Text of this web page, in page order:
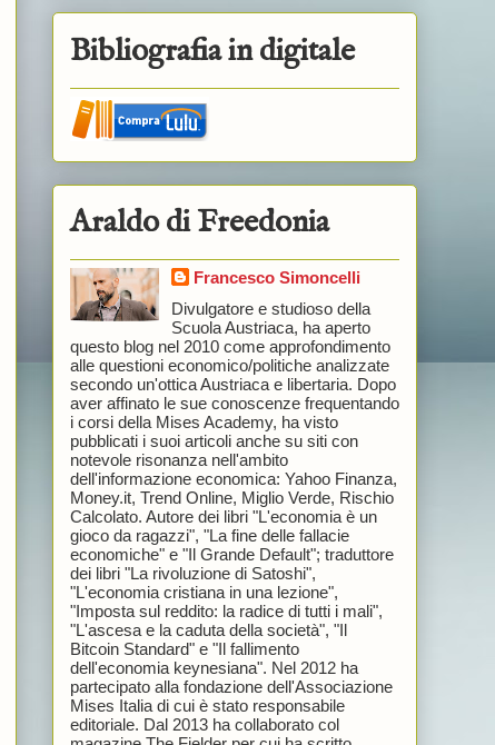
Bibliografia in digitale
Araldo di Freedonia
Francesco Simoncelli
Divulgatore e studioso della
Scuola Austriaca, ha aperto
questo blog nel 2010 come approfondimento
alle questioni economico/politiche analizzate
secondo un'ottica Austriaca e libertaria. Dopo
aver affinato le sue conoscenze frequentando
i corsi della Mises Academy, ha visto
pubblicati i suoi articoli anche su siti con
notevole risonanza nell'ambito
dell'informazione economica: Yahoo Finanza,
Money.it, Trend Online, Miglio Verde, Rischio
Calcolato. Autore dei libri "L'economia è un
gioco da ragazzi", "La fine delle fallacie
economiche" e "Il Grande Default"; traduttore
dei libri "La rivoluzione di Satoshi",
"L'economia cristiana in una lezione",
"Imposta sul reddito: la radice di tutti i mali",
"L'ascesa e la caduta della società", "Il
Bitcoin Standard" e "Il fallimento
dell'economia keynesiana". Nel 2012 ha
partecipato alla fondazione dell'Associazione
Mises Italia di cui è stato responsabile
editoriale. Dal 2013 ha collaborato col